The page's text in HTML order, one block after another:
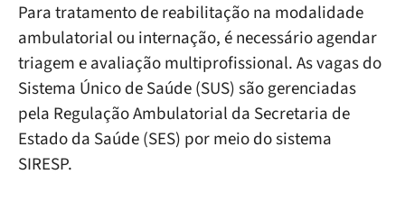
Para tratamento de reabilitação na modalidade
ambulatorial ou internação, é necessário agendar
triagem e avaliação multiprofissional. As vagas do
Sistema Único de Saúde (SUS) são gerenciadas
pela Regulação Ambulatorial da Secretaria de
Estado da Saúde (SES) por meio do sistema
SIRESP.